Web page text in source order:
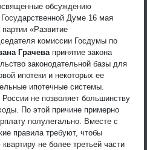
обсуждению
Думе 16 мая
«Развитие
комиссии Госдумы по
Грачева принятие закона
законодательной базы для
ипотеки и некоторых ее
ипотечные системы.
России не позволяет большинству
По этой причине примерно
полулегально. Вместе с
правила требуют, чтобы
не более третьей части